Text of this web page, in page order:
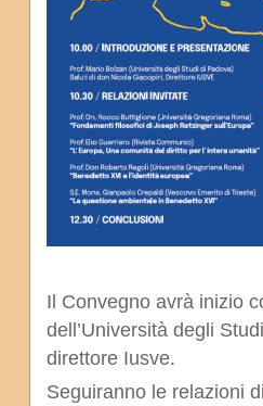
Il Convegno avrà inizio
dell’Università degli
direttore Iusve.
Seguiranno le relazioni di